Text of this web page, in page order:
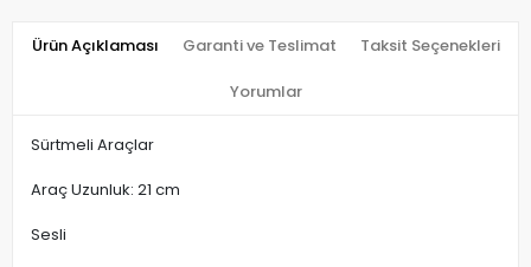
Ürün Açıklaması Garanti ve Teslimat Taksit Seçenekleri
Yorumlar
Sürtmeli Araçlar
Araç Uzunluk: 21 cm
Sesli